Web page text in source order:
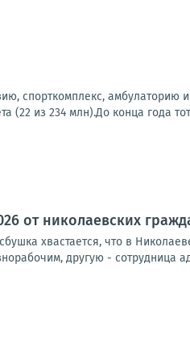
спорткомплекс, амбулаторию
(22 из 234 млн).До конца года
от николаевских
хвастается, что в
другую - сотрудница